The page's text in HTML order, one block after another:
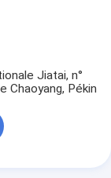
Jiatai, n°
Chaoyang, Pékin